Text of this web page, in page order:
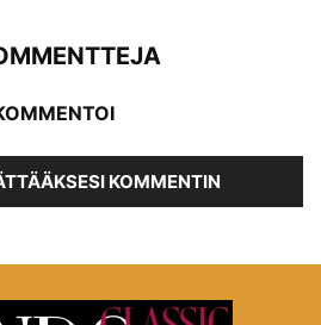
KOMMENTIN